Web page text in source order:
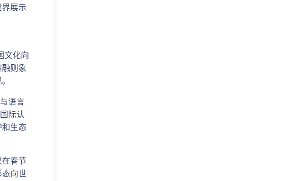
展示
文化向
则象
语言
际认
和生态
在春节
态向世